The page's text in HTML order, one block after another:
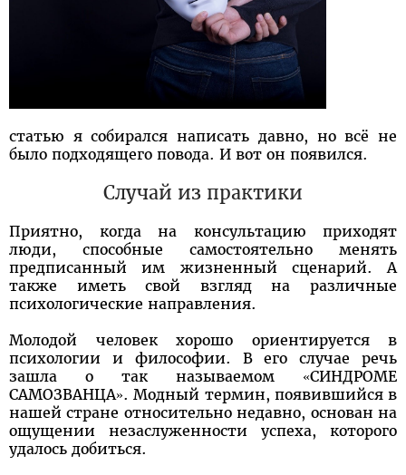
статью я собирался написать давно, но всё не
было подходящего повода. И вот он появился.
Случай из практики
Приятно, когда на консультацию приходят
люди, способные самостоятельно менять
предписанный им жизненный сценарий. А
также иметь свой взгляд на различные
психологические направления.
Молодой человек хорошо ориентируется в
психологии и философии. В его случае речь
зашла о так называемом «СИНДРОМЕ
САМОЗВАНЦА». Модный термин, появившийся в
нашей стране относительно недавно, основан на
ощущении незаслуженности успеха, которого
удалось добиться.